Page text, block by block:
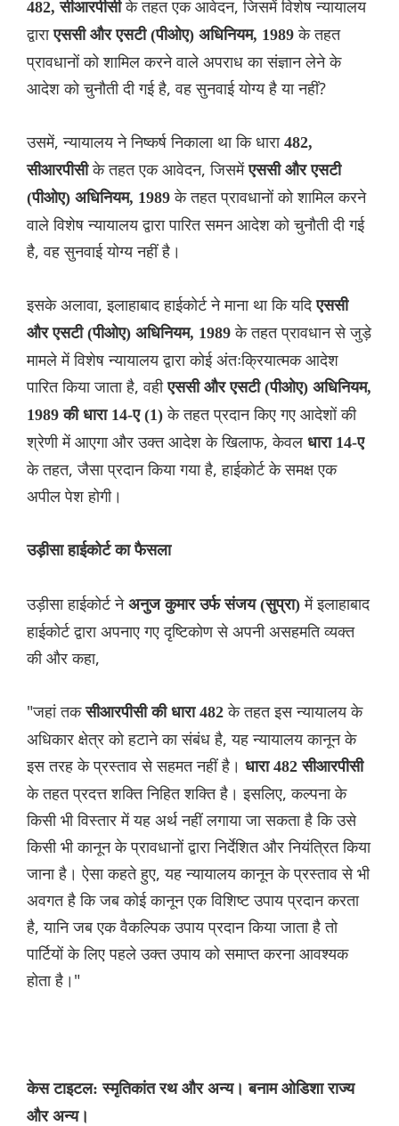
482, सीआरपीसीके तहत एक आवेदन, जिसमें विशेष न्यायालय
द्वाराएससी और एसटी (पीओए) अधिनियम, 1989के तहत
प्रावधानों को शामिल करने वाले अपराध का संज्ञान लेने के
आदेश को चुनौती दी गई है, वह सुनवाई योग्य है या नहीं?
उसमें, न्यायालय ने निष्कर्ष निकाला था कि धारा 482,
सीआरपीसीके तहत एक आवेदन, जिसमेंएससी और एसटी
(पीओए) अधिनियम, 1989के तहत प्रावधानों को शामिल करने
वाले विशेष न्यायालय द्वारा पारित समन आदेश को चुनौती दी गई
है, वह सुनवाई योग्य नहीं है।
इसके अलावा, इलाहाबाद हाईकोर्ट ने माना था कि यदिएससी
और एसटी (पीओए) अधिनियम, 1989के तहत प्रावधान से जुड़े
मामले में विशेष न्यायालय द्वारा कोई अंतःक्रियात्मक आदेश
पारित किया जाता है, वहीएससी और एसटी (पीओए) अधिनियम,
1989 की धारा 14-ए (1)के तहत प्रदान किए गए आदेशों की
श्रेणी में आएगा और उक्त आदेश के खिलाफ, केवल धारा 14-ए
के तहत, जैसा प्रदान किया गया है, हाईकोर्ट के समक्ष एक
अपील पेश होगी।
उड़ीसा हाईकोर्ट का फैसला
उड़ीसा हाईकोर्ट ने अनुज कुमार उर्फ ​​संजय (सुप्रा)में इलाहाबाद
हाईकोर्ट द्वारा अपनाए गए दृष्टिकोण से अपनी असहमति व्यक्त
की और कहा,
"जहां तक​​सीआरपीसी की धारा 482के तहत इस न्यायालय के
अधिकार क्षेत्र को हटाने का संबंध है, यह न्यायालय कानून के
इस तरह के प्रस्ताव से सहमत नहीं है। धारा 482 सीआरपीसी
के तहत प्रदत्त शक्ति निहित शक्ति है। इसलिए, कल्पना के
किसी भी विस्तार में यह अर्थ नहीं लगाया जा सकता है कि उसे
किसी भी कानून के प्रावधानों द्वारा निर्देशित और नियंत्रित किया
जाना है। ऐसा कहते हुए, यह न्यायालय कानून के प्रस्ताव से भी
अवगत है कि जब कोई कानून एक विशिष्ट उपाय प्रदान करता
है, यानि जब एक वैकल्प‌िक उपाय प्रदान किया जाता है तो
पार्टियों के ल‌िए पहले उक्त उपाय को समाप्त करना आवश्यक
होता है।"
केस टाइटल: स्मृतिकांत रथ और अन्य। बनाम ओडिशा राज्य
और अन्य।